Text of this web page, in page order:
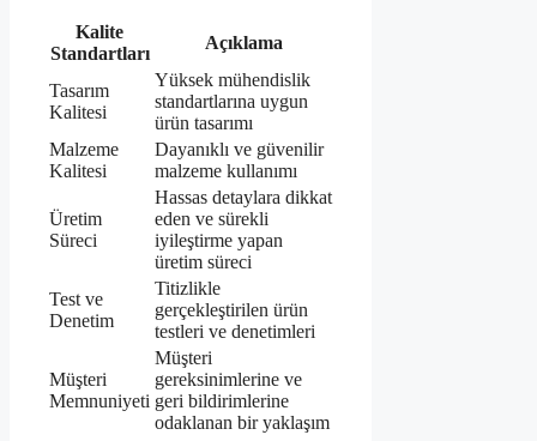
Kalite
Standartları
Açıklama
Tasarım
Kalitesi
Yüksek mühendislik
standartlarına uygun
ürün tasarımı
Malzeme
Kalitesi
Dayanıklı ve güvenilir
malzeme kullanımı
Üretim
Süreci
Hassas detaylara dikkat
eden ve sürekli
iyileştirme yapan
üretim süreci
Test ve
Denetim
Titizlikle
gerçekleştirilen ürün
testleri ve denetimleri
Müşteri
Memnuniyeti
Müşteri
gereksinimlerine ve
geri bildirimlerine
odaklanan bir yaklaşım